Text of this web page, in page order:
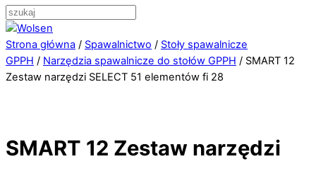
Strona główna / Spawalnictwo / Stoły spawalnicze
GPPH / Narzędzia spawalnicze do stołów GPPH / SMART 12
Zestaw narzędzi SELECT 51 elementów fi 28
SMART 12 Zestaw narzędzi